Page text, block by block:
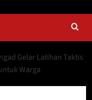
Gelar Latihan Taktis
Warga